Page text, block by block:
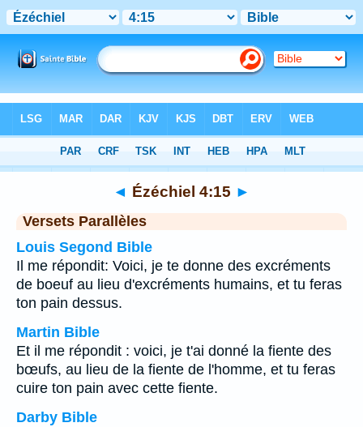
Chapitre 4 > Verset 15
◄ Ézéchiel 4:15 ►
Versets Parallèles
Louis Segond Bible
Il me répondit: Voici, je te donne des excréments
de boeuf au lieu d'excréments humains, et tu feras
ton pain dessus.
Martin Bible
Et il me répondit : voici, je t'ai donné la fiente des
bœufs, au lieu de la fiente de l'homme, et tu feras
cuire ton pain avec cette fiente.
Darby Bible